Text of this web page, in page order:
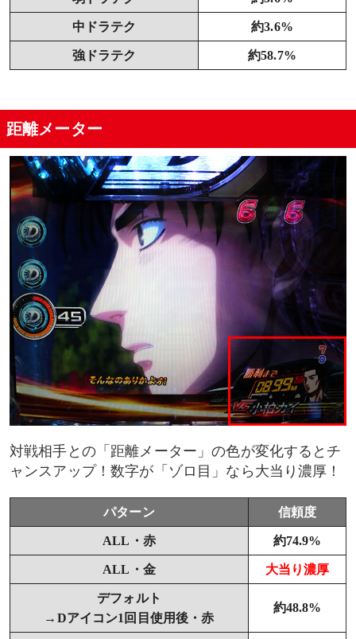
中ドラテク 約3.6%
強ドラテク 約58.7%
距離メーター
対戦相手との「距離メーター」の色が変化するとチ
ャンスアップ！数字が「ゾロ目」なら大当り濃厚！
パターン 信頼度
ALL・赤 約74.9%
ALL・金 大当り濃厚
デフォルト
→Dアイコン1回目使用後・赤
約48.8%